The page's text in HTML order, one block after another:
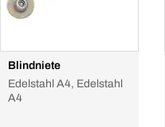
Blindniete
Edelstahl A4, Edelstahl
A4